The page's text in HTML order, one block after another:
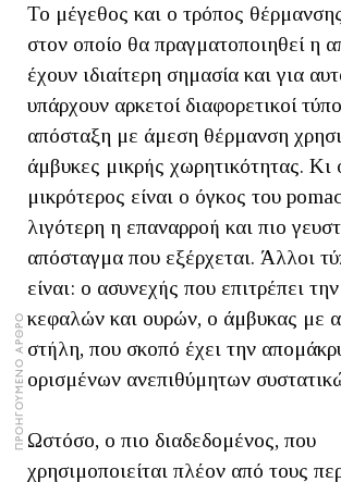
ΠΡΟΗΓΟΥΜΕΝΟ ΑΡΘΡΟ
Το μέγεθος και ο τρόπος
στον οποίο θα πραγματοποιηθεί η
έχουν ιδιαίτερη σημασία και για
υπάρχουν αρκετοί διαφορετικοί
απόσταξη με άμεση θέρμανση
άμβυκες μικρής χωρητικότητας. Κι
μικρότερος είναι ο όγκος του
λιγότερη η επαναρροή και πιο
απόσταγμα που εξέρχεται. Άλλοι
είναι: ο ασυνεχής που επιτρέπει
κεφαλών και ουρών, ο άμβυκας με
στήλη, που σκοπό έχει την
ορισμένων ανεπιθύμητων
Ωστόσο, ο πιο διαδεδομένος, που
χρησιμοποιείται πλέον από τους